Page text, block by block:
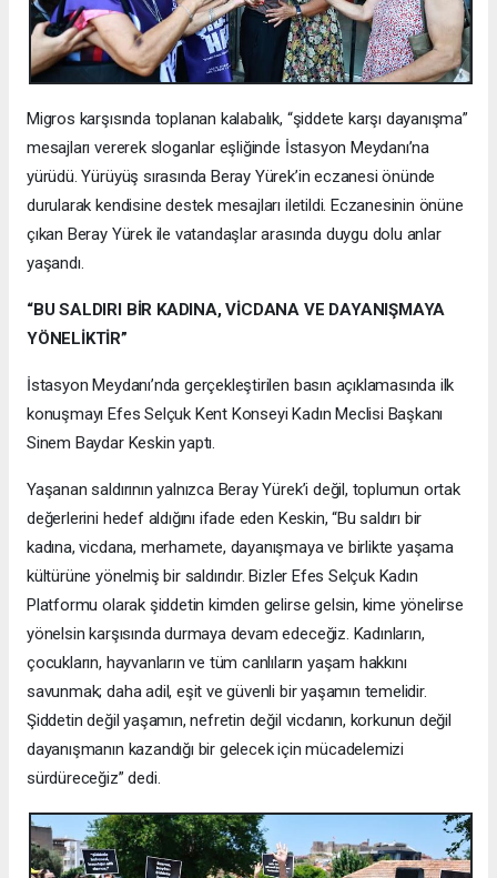
Migros karşısında toplanan kalabalık, “şiddete karşı dayanışma”
mesajları vererek sloganlar eşliğinde İstasyon Meydanı’na
yürüdü. Yürüyüş sırasında Beray Yürek’in eczanesi önünde
durularak kendisine destek mesajları iletildi. Eczanesinin önüne
çıkan Beray Yürek ile vatandaşlar arasında duygu dolu anlar
yaşandı.
“BU SALDIRI BİR KADINA, VİCDANA VE DAYANIŞMAYA
YÖNELİKTİR”
İstasyon Meydanı’nda gerçekleştirilen basın açıklamasında ilk
konuşmayı Efes Selçuk Kent Konseyi Kadın Meclisi Başkanı
Sinem Baydar Keskin yaptı.
Yaşanan saldırının yalnızca Beray Yürek’i değil, toplumun ortak
değerlerini hedef aldığını ifade eden Keskin, “Bu saldırı bir
kadına, vicdana, merhamete, dayanışmaya ve birlikte yaşama
kültürüne yönelmiş bir saldırıdır. Bizler Efes Selçuk Kadın
Platformu olarak şiddetin kimden gelirse gelsin, kime yönelirse
yönelsin karşısında durmaya devam edeceğiz. Kadınların,
çocukların, hayvanların ve tüm canlıların yaşam hakkını
savunmak; daha adil, eşit ve güvenli bir yaşamın temelidir.
Şiddetin değil yaşamın, nefretin değil vicdanın, korkunun değil
dayanışmanın kazandığı bir gelecek için mücadelemizi
sürdüreceğiz” dedi.